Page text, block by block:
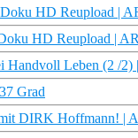
HD Reupload |
HD Reupload |
Handvoll Leben (2 /
Grad
DIRK Hoffmann! |